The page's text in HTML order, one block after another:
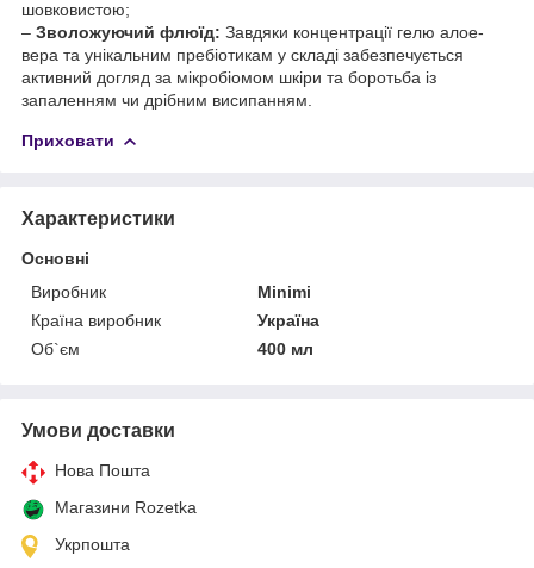
шовковистою;
– Зволожуючий флюїд: Завдяки концентрації гелю алое-
вера та унікальним пребіотикам у складі забезпечується
активний догляд за мікробіомом шкіри та боротьба із
запаленням чи дрібним висипанням.
Приховати
Характеристики
Основні
Виробник
Minimi
Країна виробник
Україна
Об`єм
400 мл
Умови доставки
Нова Пошта
Магазини Rozetka
Укрпошта